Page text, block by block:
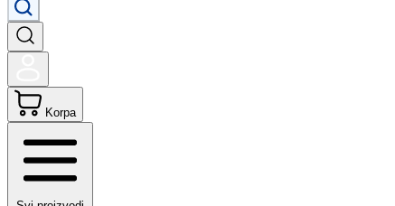
Korpa